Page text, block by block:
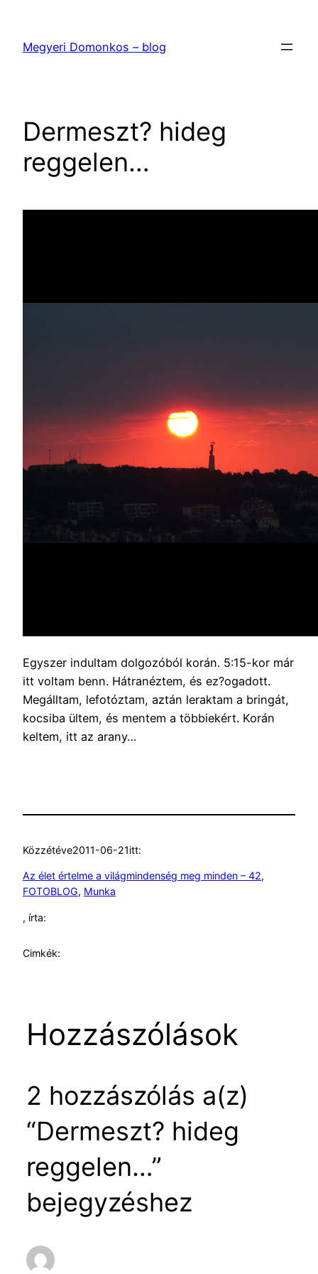
tartalomhoz
Megyeri Domonkos – blog
Dermeszt? hideg
reggelen…
Egyszer indultam dolgozóból korán. 5:15-kor már
itt voltam benn. Hátranéztem, és ez?ogadott.
Megálltam, lefotóztam, aztán leraktam a bringát,
kocsiba ültem, és mentem a többiekért. Korán
keltem, itt az arany…
Közzétéve2011-06-21itt:
Az élet értelme a világmindenség meg minden – 42
FOTOBLOG, Munka
, írta:
Cimkék:
Hozzászólások
2 hozzászólás a(z)
“Dermeszt? hideg
reggelen…”
bejegyzéshez